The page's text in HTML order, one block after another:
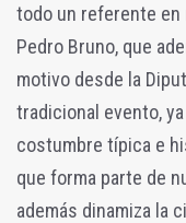
todo un referente en
Pedro Bruno, que
motivo desde la
tradicional evento,
costumbre típica e
que forma parte de
además dinamiza la